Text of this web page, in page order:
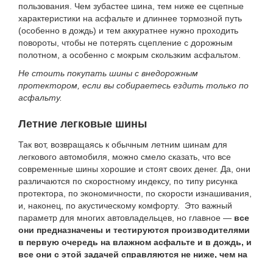
пользования. Чем зубастее шина, тем ниже ее сцепные
характеристики на асфальте и длиннее тормозной путь
(особенно в дождь) и тем аккуратнее нужно проходить
повороты, чтобы не потерять сцепление с дорожным
полотном, а особенно с мокрым скользким асфальтом.
Не стоить покупать шины с внедорожным
протектором, если вы собираетесь ездить только по
асфальту.
Летние легковые шины
Так вот, возвращаясь к обычным летним шинам для
легкового автомобиля, можно смело сказать, что все
современные шины хорошие и стоят своих денег. Да, они
различаются по скоростному индексу, по типу рисунка
протектора, по экономичности, по скорости изнашивания,
и, наконец, по акустическому комфорту. Это важный
параметр для многих автовладельцев, но главное — все
они предназначены и тестируются производителями
в первую очередь на влажном асфальте и в дождь, и
все они с этой задачей справляются не ниже, чем на